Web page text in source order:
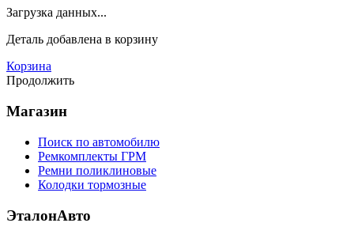
Загрузка данных...
Деталь добавлена в корзину
Корзина
Продолжить
Магазин
Поиск по автомобилю
Ремкомплекты ГРМ
Ремни поликлиновые
Колодки тормозные
ЭталонАвто